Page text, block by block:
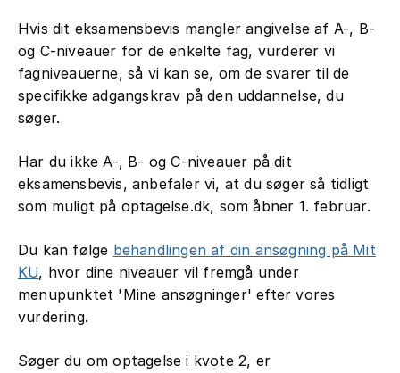
Hvis dit eksamensbevis mangler angivelse af A-, B-
og C-niveauer for de enkelte fag, vurderer vi
fagniveauerne, så vi kan se, om de svarer til de
specifikke adgangskrav på den uddannelse, du
søger.
Har du ikke A-, B- og C-niveauer på dit
eksamensbevis, anbefaler vi, at du søger så tidligt
som muligt på optagelse.dk, som åbner 1. februar.
Du kan følge behandlingen af din ansøgning på Mit
KU, hvor dine niveauer vil fremgå under
menupunktet 'Mine ansøgninger' efter vores
vurdering.
Søger du om optagelse i kvote 2, er